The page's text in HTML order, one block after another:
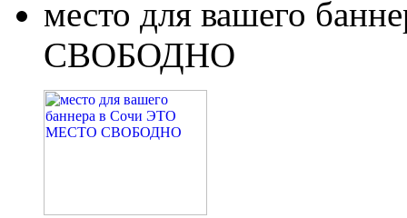
место для вашего
СВОБОДНО